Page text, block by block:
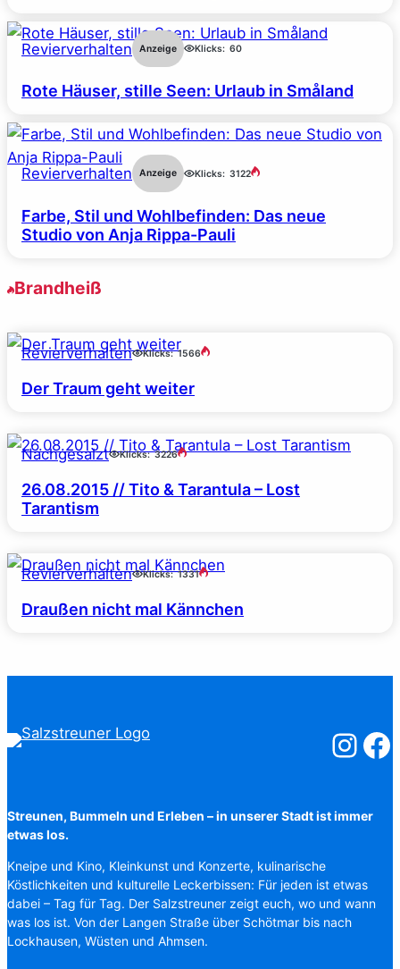
Revierverhalten Anzeige Klicks: 60
Rote Häuser, stille Seen: Urlaub in Småland
Revierverhalten Anzeige Klicks: 3122
Farbe, Stil und Wohlbefinden: Das neue
Studio von Anja Rippa-Pauli
Brandheiß
Revierverhalten Klicks: 1566
Der Traum geht weiter
Nachgesalzt Klicks: 3226
26.08.2015 // Tito & Tarantula – Lost
Tarantism
Revierverhalten Klicks: 1331
Draußen nicht mal Kännchen
Streunen, Bummeln und Erleben – in unserer Stadt ist immer
etwas los.
Kneipe und Kino, Kleinkunst und Konzerte, kulinarische
Köstlichkeiten und kulturelle Leckerbissen: Für jeden ist etwas
dabei – Tag für Tag. Der Salzstreuner zeigt euch, wo und wann
was los ist. Von der Langen Straße über Schötmar bis nach
Lockhausen, Wüsten und Ahmsen.